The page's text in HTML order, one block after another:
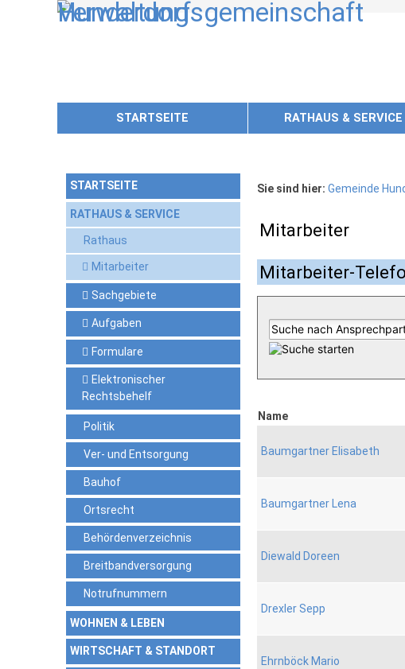
,zur Navigation oderzur Startseite springen.
STARTSEITE RATHAUS & SERVICE
STARTSEITE
RATHAUS & SERVICE
Rathaus
Mitarbeiter
Sachgebiete
Aufgaben
Formulare
Elektronischer
Rechtsbehelf
Politik
Ver- und Entsorgung
Bauhof
Ortsrecht
Behördenverzeichnis
Breitbandversorgung
Notrufnummern
WOHNEN & LEBEN
WIRTSCHAFT & STANDORT
Sie sind hier: Gemeinde
Mitarbeiter
Mitarbeiter-
Name
Baumgartner Elisabeth
Baumgartner Lena
Diewald Doreen
Drexler Sepp
Ehrnböck Mario